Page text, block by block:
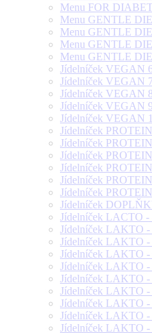
Menu FOR
Menu GENTLE
Menu GENTLE
Menu GENTLE
Menu GENTLE
Jídelníček VEGAN
Jídelníček VEGAN
Jídelníček VEGAN
Jídelníček VEGAN
Jídelníček VEGAN
Jídelníček
Jídelníček
Jídelníček
Jídelníček
Jídelníček
Jídelníček
Jídelníček
Jídelníček LACTO -
Jídelníček LAKTO -
Jídelníček LAKTO -
Jídelníček LAKTO -
Jídelníček LAKTO -
Jídelníček LAKTO -
Jídelníček LAKTO -
Jídelníček LAKTO -
Jídelníček LAKTO -
Jídelníček LAKTO -